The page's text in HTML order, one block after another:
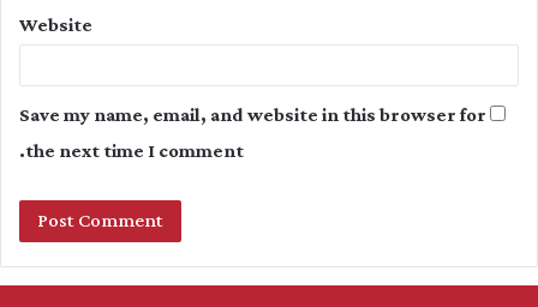
Website
Save my name, email, and website in this browser for
the next time I comment.